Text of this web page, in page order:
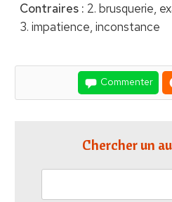
Contraires : 2. brusquerie,
3. impatience, inconstance
Commenter
Chercher un